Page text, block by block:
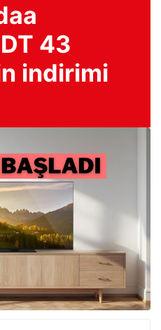
43
indirimi